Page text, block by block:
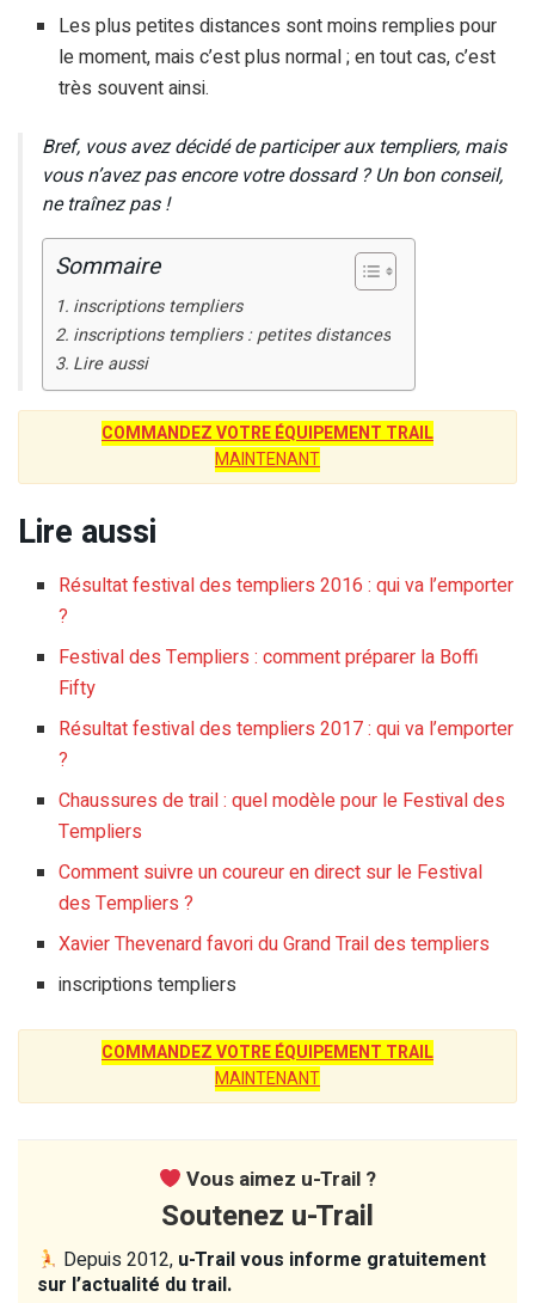
Les plus petites distances sont moins remplies pour
le moment, mais c’est plus normal ; en tout cas, c’est
très souvent ainsi.
Bref, vous avez décidé de participer aux templiers, mais
vous n’avez pas encore votre dossard ? Un bon conseil,
ne traînez pas !
Sommaire
inscriptions templiers
inscriptions templiers : petites distances
Lire aussi
COMMANDEZ VOTRE ÉQUIPEMENT TRAIL
MAINTENANT
Lire aussi
Résultat festival des templiers 2016 : qui va l’emporter
?
Festival des Templiers : comment préparer la Boffi
Fifty
Résultat festival des templiers 2017 : qui va l’emporter
?
Chaussures de trail : quel modèle pour le Festival des
Templiers
Comment suivre un coureur en direct sur le Festival
des Templiers ?
Xavier Thevenard favori du Grand Trail des templiers
inscriptions templiers
COMMANDEZ VOTRE ÉQUIPEMENT TRAIL
MAINTENANT
Vous aimez u-Trail ?
Soutenez u-Trail
Depuis 2012, u-Trail vous informe gratuitement
sur l’actualité du trail.